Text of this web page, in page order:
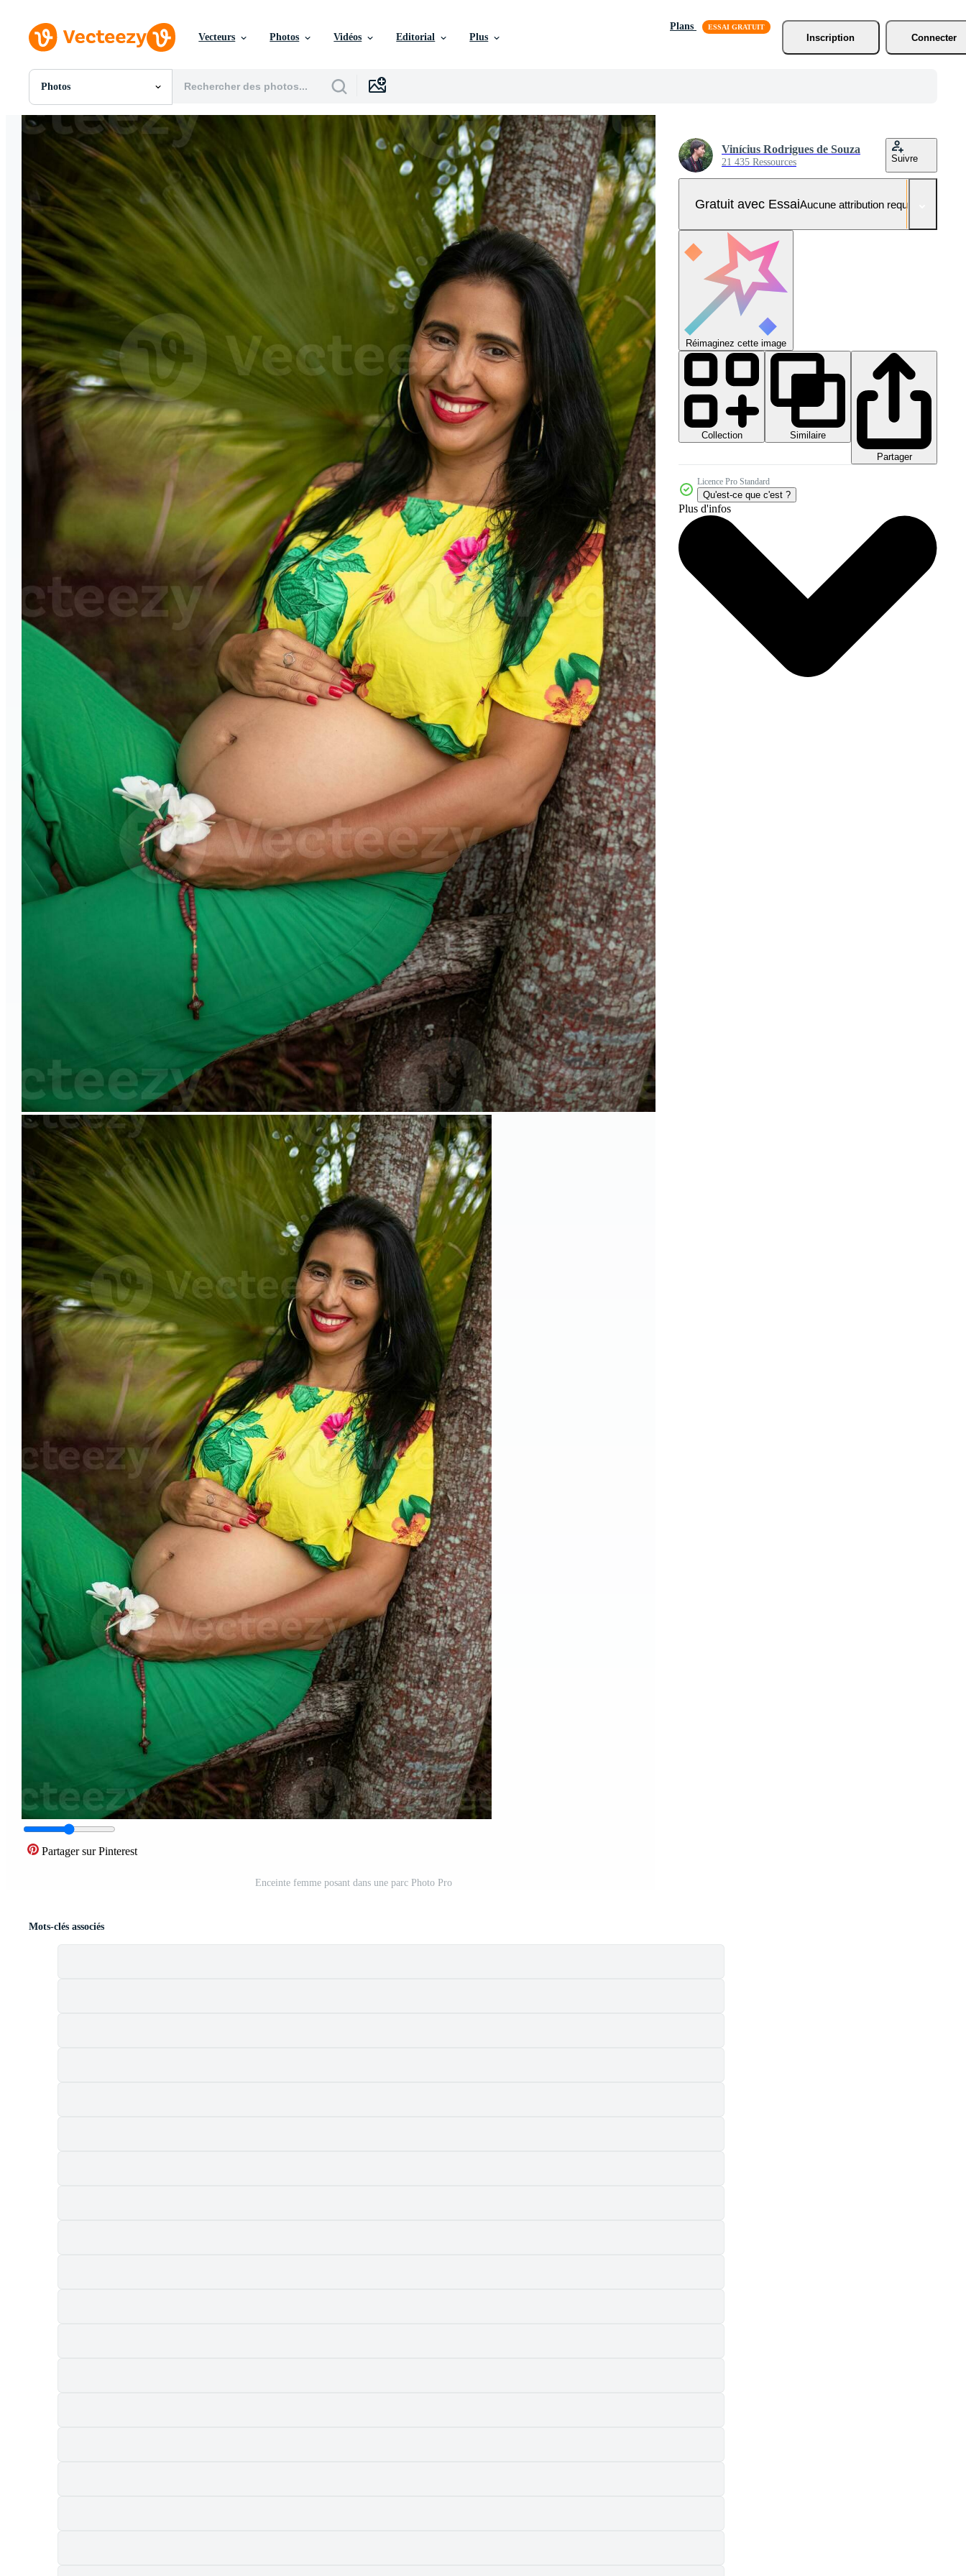
Vecteurs Photos Vidéos Editorial Plus
Plans
Inscription
Connecter
Photos
Toutes Images
Photos
PNGs
PSDs
Vecteurs
Vidéos
Motion graphics
Images Éditoriales
Événements Éditoriaux
Partager sur Pinterest
Enceinte femme posant dans une parc Photo Pro
Vinícius Rodrigues de Souza
21 435 Ressources Suivre
Gratuit avec EssaiAucune attribution requise
Réimaginez cette image
Collection
Similaire
Partager
Licence Pro Standard
Qu'est-ce que c'est ?
Plus d'infos
Mots-clés associés